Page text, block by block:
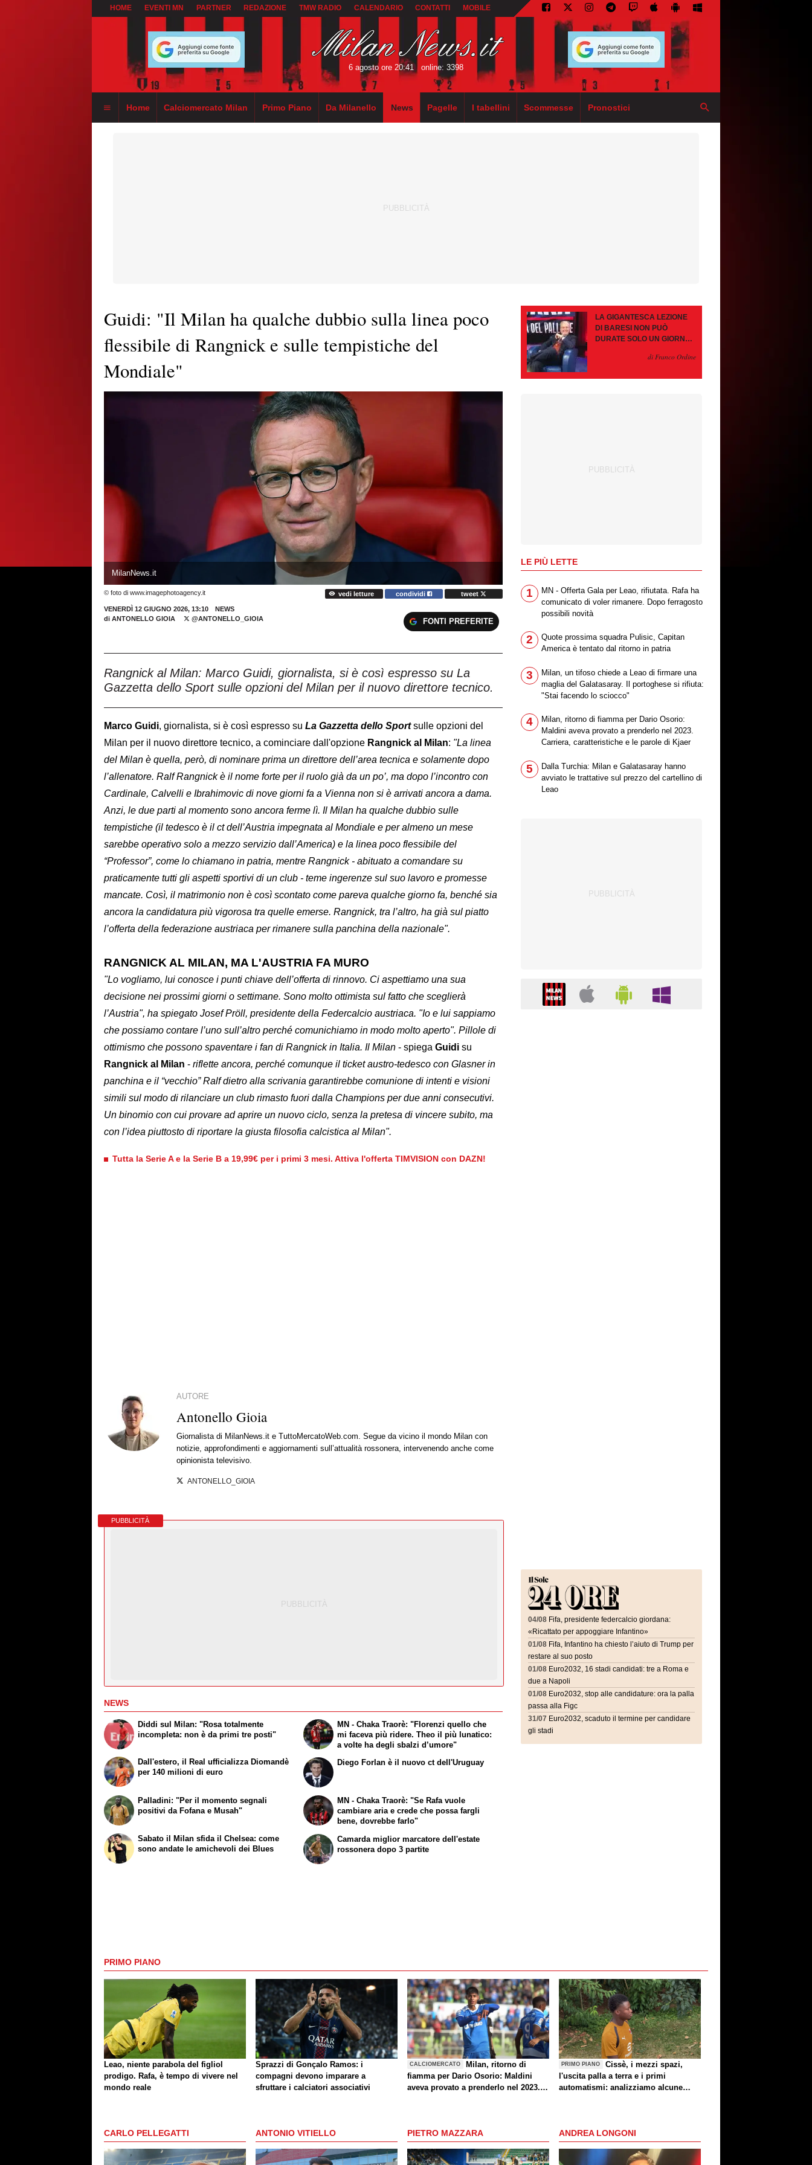
HOME EVENTI MN PARTNER REDAZIONE TMW RADIO CALENDARIO CONTATTI MOBILE
6 agosto ore 20:41 online: 3398
Home Calciomercato Milan Primo Piano Da Milanello News Pagelle I tabellini Scommesse Pronostici
Guidi: "Il Milan ha qualche dubbio sulla linea poco
flessibile di Rangnick e sulle tempistiche del
Mondiale"
MilanNews.it
© foto di www.imagephotoagency.it vedi letture condividi tweet
VENERDÌ 12 GIUGNO 2026, 13:10
NEWS
di ANTONELLO GIOIA @ANTONELLO_GIOIA FONTI PREFERITE
Rangnick al Milan: Marco Guidi, giornalista, si è così espresso su La
Gazzetta dello Sport sulle opzioni del Milan per il nuovo direttore tecnico.
Marco Guidi, giornalista, si è così espresso su La Gazzetta dello Sportsulle opzioni del
Milan per il nuovo direttore tecnico, a cominciare dall'opzione Rangnick al Milan: "La linea
del Milan è quella, però, di nominare prima un direttore dell’area tecnica e solamente dopo
l’allenatore. Ralf Rangnick è il nome forte per il ruolo già da un po’, ma dopo l’incontro con
Cardinale, Calvelli e Ibrahimovic di nove giorni fa a Vienna non si è arrivati ancora a dama.
Anzi, le due parti al momento sono ancora ferme lì. Il Milan ha qualche dubbio sulle
tempistiche (il tedesco è il ct dell’Austria impegnata al Mondiale e per almeno un mese
sarebbe operativo solo a mezzo servizio dall’America) e la linea poco flessibile del
“Professor”, come lo chiamano in patria, mentre Rangnick - abituato a comandare su
praticamente tutti gli aspetti sportivi di un club - teme ingerenze sul suo lavoro e promesse
mancate. Così, il matrimonio non è così scontato come pareva qualche giorno fa, benché sia
ancora la candidatura più vigorosa tra quelle emerse. Rangnick, tra l’altro, ha già sul piatto
l’offerta della federazione austriaca per rimanere sulla panchina della nazionale".
RANGNICK AL MILAN, MA L'AUSTRIA FA MURO
"Lo vogliamo, lui conosce i punti chiave dell’offerta di rinnovo. Ci aspettiamo una sua
decisione nei prossimi giorni o settimane. Sono molto ottimista sul fatto che sceglierà
l’Austria", ha spiegato Josef Pröll, presidente della Federcalcio austriaca. "Io e lui sappiamo
che possiamo contare l’uno sull’altro perché comunichiamo in modo molto aperto". Pillole di
ottimismo che possono spaventare i fan di Rangnick in Italia. Il Milan - spiega Guidi su
Rangnick al Milan - riflette ancora, perché comunque il ticket austro-tedesco con Glasner in
panchina e il “vecchio” Ralf dietro alla scrivania garantirebbe comunione di intenti e visioni
simili sul modo di rilanciare un club rimasto fuori dalla Champions per due anni consecutivi.
Un binomio con cui provare ad aprire un nuovo ciclo, senza la pretesa di vincere subito, ma
con l’idea piuttosto di riportare la giusta filosofia calcistica al Milan".
Tutta la Serie A e la Serie B a 19,99€ per i primi 3 mesi. Attiva l'offerta TIMVISION con DAZN!
AUTORE
Antonello Gioia
Giornalista di MilanNews.it e TuttoMercatoWeb.com. Segue da vicino il mondo Milan con
notizie, approfondimenti e aggiornamenti sull’attualità rossonera, intervenendo anche come
opinionista televisivo.
ANTONELLO_GIOIA
PUBBLICITÀ
NEWS
Diddi sul Milan: "Rosa totalmente
incompleta: non è da primi tre posti"
Dall'estero, il Real ufficializza Diomandè
per 140 milioni di euro
MN - Chaka Traorè: "Florenzi quello che
mi faceva più ridere. Theo il più lunatico:
a volte ha degli sbalzi d’umore"
Diego Forlan è il nuovo ct dell'Uruguay
Palladini: "Per il momento segnali
positivi da Fofana e Musah"
Sabato il Milan sfida il Chelsea: come
sono andate le amichevoli dei Blues
MN - Chaka Traorè: "Se Rafa vuole
cambiare aria e crede che possa fargli
bene, dovrebbe farlo"
Camarda miglior marcatore dell'estate
rossonera dopo 3 partite
LA GIGANTESCA LEZIONE
DI BARESI NON PUÒ
DURATE SOLO UN GIORNO.
CONTROMOSSEdi Franco Ordine
LE PIÙ LETTE
1
MN - Offerta Gala per Leao, rifiutata. Rafa ha
comunicato di voler rimanere. Dopo ferragosto
possibili novità
2
Quote prossima squadra Pulisic, Capitan
America è tentato dal ritorno in patria
3
Milan, un tifoso chiede a Leao di firmare una
maglia del Galatasaray. Il portoghese si rifiuta:
"Stai facendo lo sciocco"
4
Milan, ritorno di fiamma per Dario Osorio:
Maldini aveva provato a prenderlo nel 2023.
Carriera, caratteristiche e le parole di Kjaer
5
Dalla Turchia: Milan e Galatasaray hanno
avviato le trattative sul prezzo del cartellino di
Leao
04/08 Fifa, presidente federcalcio giordana:
«Ricattato per appoggiare Infantino»
01/08 Fifa, Infantino ha chiesto l’aiuto di Trump per
restare al suo posto
01/08 Euro2032, 16 stadi candidati: tre a Roma e
due a Napoli
01/08 Euro2032, stop alle candidature: ora la palla
passa alla Figc
31/07 Euro2032, scaduto il termine per candidare
gli stadi
PRIMO PIANO
Leao, niente parabola del figliol
prodigo. Rafa, è tempo di vivere nel
mondo reale
Sprazzi di Gonçalo Ramos: i
compagni devono imparare a
sfruttare i calciatori associativi
CALCIOMERCATO
Milan, ritorno di
fiamma per Dario Osorio: Maldini
aveva provato a prenderlo nel 2023.
PRIMO PIANO
Cissè, i mezzi spazi,
l'uscita palla a terra e i primi
automatismi: analizziamo alcune
CARLO PELLEGATTI ANTONIO VITIELLO PIETRO MAZZARA ANDREA LONGONI